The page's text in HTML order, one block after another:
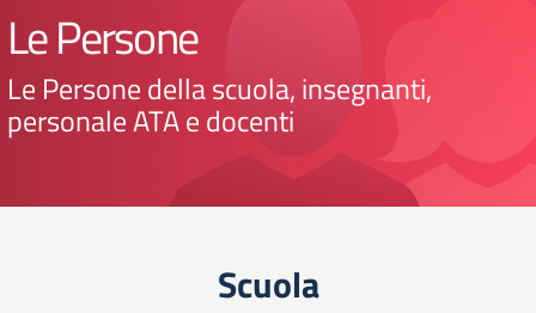
Le Persone
Le Persone della scuola, insegnanti,
personale ATA e docenti
Scuola